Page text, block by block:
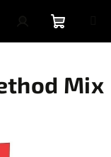
PřihlášeníNákupní
košík
Mix